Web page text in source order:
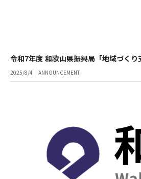
2025/8/4 ANNOUNCEMENT
令和7年度 和歌山県振興局「地域づくり